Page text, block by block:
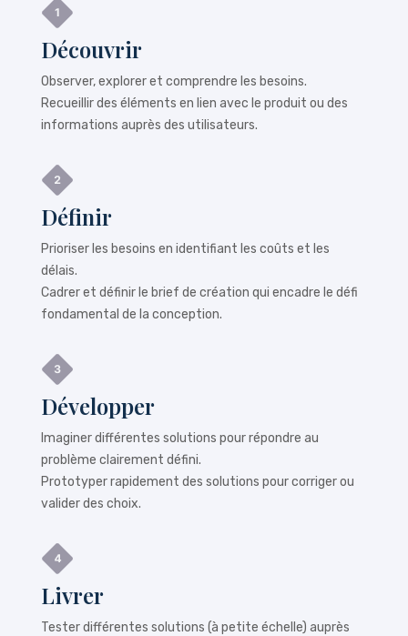
Découvrir
Observer, explorer et comprendre les besoins.
Recueillir des éléments en lien avec le produit ou des
informations auprès des utilisateurs.
Définir
Prioriser les besoins en identifiant les coûts et les
délais.
Cadrer et définir le brief de création qui encadre le défi
fondamental de la conception.
Développer
Imaginer différentes solutions pour répondre au
problème clairement défini.
Prototyper rapidement des solutions pour corriger ou
valider des choix.
Livrer
Tester différentes solutions (à petite échelle) auprès